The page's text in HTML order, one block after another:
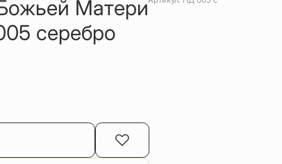
Матери
серебро